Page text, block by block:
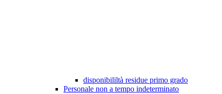
disponibililtà residue primo grado
Personale non a tempo indeterminato